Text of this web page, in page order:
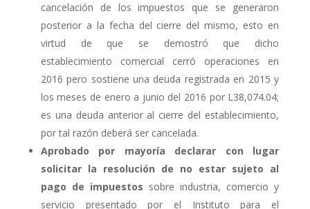
cancelación de los impuestos que se generaron
posterior a la fecha del cierre del mismo, esto en
virtud de que se demostró que dicho
establecimiento comercial cerró operaciones en
2016 pero sostiene una deuda registrada en 2015 y
los meses de enero a junio del 2016 por L38,074.04;
es una deuda anterior al cierre del establecimiento,
por tal razón deberá ser cancelada.
Aprobado por mayoría declarar con lugar
solicitar la resolución de no estar sujeto al
pago de impuestos sobre industria, comercio y
servicio presentado por el Instituto para el